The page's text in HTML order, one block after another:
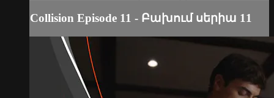
Collision Episode 11 - Բախում սերիա 11